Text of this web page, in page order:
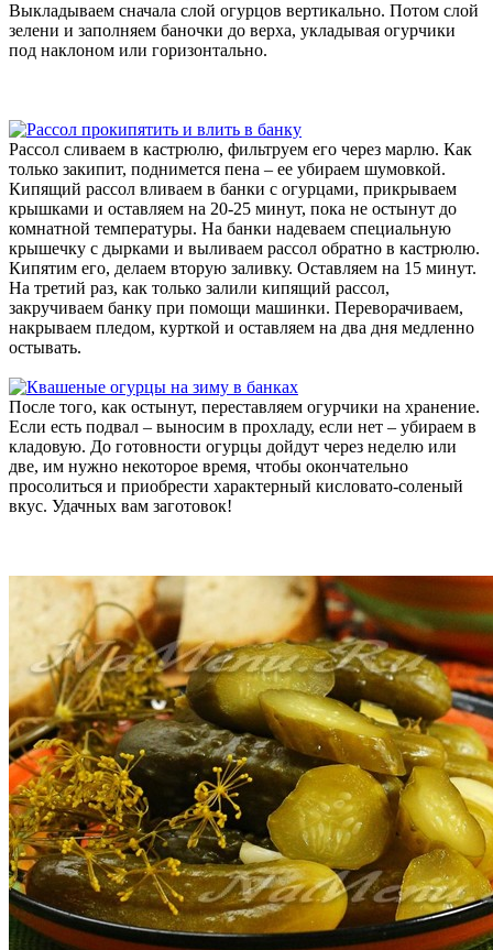
Выкладываем сначала слой огурцов вертикально. Потом слой
зелени и заполняем баночки до верха, укладывая огурчики
под наклоном или горизонтально.
Рассол сливаем в кастрюлю, фильтруем его через марлю. Как
только закипит, поднимется пена – ее убираем шумовкой.
Кипящий рассол вливаем в банки с огурцами, прикрываем
крышками и оставляем на 20-25 минут, пока не остынут до
комнатной температуры. На банки надеваем специальную
крышечку с дырками и выливаем рассол обратно в кастрюлю.
Кипятим его, делаем вторую заливку. Оставляем на 15 минут.
На третий раз, как только залили кипящий рассол,
закручиваем банку при помощи машинки. Переворачиваем,
накрываем пледом, курткой и оставляем на два дня медленно
остывать.
После того, как остынут, переставляем огурчики на хранение.
Если есть подвал – выносим в прохладу, если нет – убираем в
кладовую. До готовности огурцы дойдут через неделю или
две, им нужно некоторое время, чтобы окончательно
просолиться и приобрести характерный кисловато-соленый
вкус. Удачных вам заготовок!